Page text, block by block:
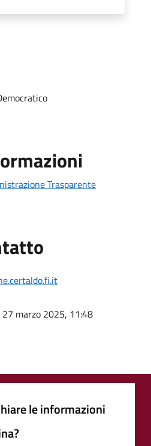
Trasparente
27 marzo 2025, 11:48
le informazioni